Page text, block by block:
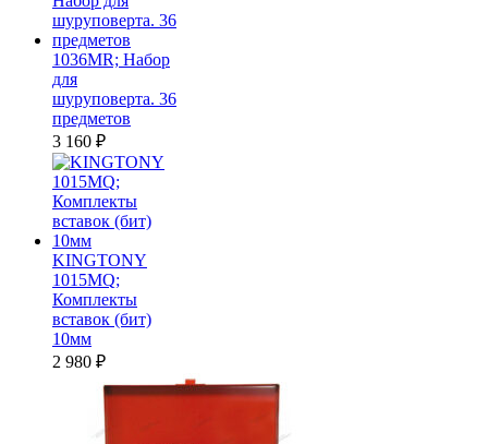
1036MR; Набор
для
шуруповерта. 36
предметов
3 160 ₽
KINGTONY
1015MQ;
Комплекты
вставок (бит)
10мм
2 980 ₽